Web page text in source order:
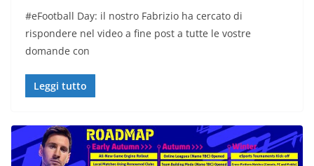
#eFootball Day: il nostro Fabrizio ha cercato di
rispondere nel video a fine post a tutte le vostre
domande con
Leggi tutto